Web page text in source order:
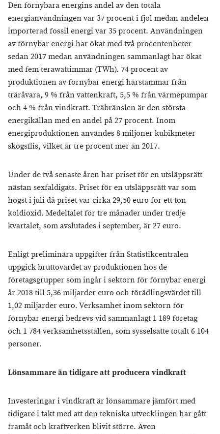
Den förnybara energins andel av den totala
energianvändningen var 37 procent i fjol medan andelen
importerad fossil energi var 35 procent. Användningen
av förnybar energi har ökat med två procentenheter
sedan 2017 medan användningen sammanlagt har ökat
med fem terawattimmar (TWh). 74 procent av
produktionen av förnybar energi härstammar från
träråvara, 9 % från vattenkraft, 5,5 % från värmepumpar
och 4 % från vindkraft. Träbränslen är den största
energikällan med en andel på 27 procent. Inom
energiproduktionen användes 8 miljoner kubikmeter
skogsflis, vilket är tre procent mer än 2017.
Under de två senaste åren har priset för en utsläppsrätt
nästan sexfaldigats. Priset för en utsläppsrätt var som
högst i juli då priset var cirka 29,50 euro för ett ton
koldioxid. Medeltalet för tre månader under tredje
kvartalet, som avslutades i september, är 27 euro.
Enligt preliminära uppgifter från Statistikcentralen
uppgick bruttovärdet av produktionen hos de
företagsgrupper som ingår i sektorn för förnybar energi
år 2018 till 5,36 miljarder euro och förädlingsvärdet till
1,02 miljarder euro. Verksamhet inom sektorn för
förnybar energi bedrevs vid sammanlagt 1 189 företag
och 1 784 verksamhetsställen, som sysselsatte totalt 6 104
personer.
Lönsammare än tidigare att producera vindkraft
Investeringar i vindkraft är lönsammare jämfört med
tidigare i takt med att den tekniska utvecklingen har gått
framåt och kraftverken blivit större. Även